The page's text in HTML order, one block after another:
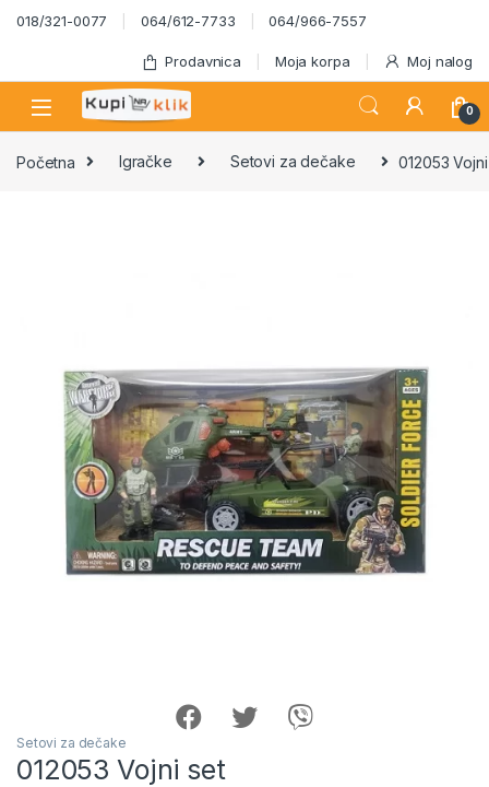
Skip to navigation
Skip to content
018/321-0077 064/612-7733 064/966-7557
Prodavnica Moja korpa Moj nalog
0
Početna Igračke Setovi za dečake 012053
Setovi za dečake
012053 Vojni set